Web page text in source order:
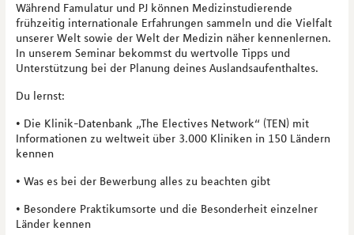
Während Famulatur und PJ können Medizinstudierende
frühzeitig internationale Erfahrungen sammeln und die Vielfalt
unserer Welt sowie der Welt der Medizin näher kennenlernen.
In unserem Seminar bekommst du wertvolle Tipps und
Unterstützung bei der Planung deines Auslandsaufenthaltes.
Du lernst:
• Die Klinik-Datenbank „The Electives Network“ (TEN) mit
Informationen zu weltweit über 3.000 Kliniken in 150 Ländern
kennen
• Was es bei der Bewerbung alles zu beachten gibt
• Besondere Praktikumsorte und die Besonderheit einzelner
Länder kennen